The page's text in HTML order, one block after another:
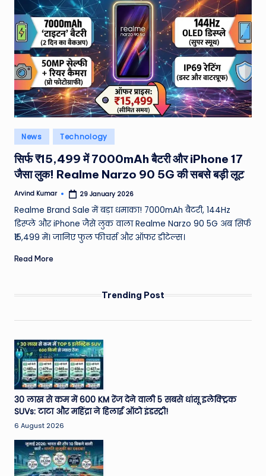
Posted
in
News Technology
सिर्फ ₹15,499 में 7000mAh बैटरी और iPhone 17
जैसा लुक! Realme Narzo 90 5G की सबसे बड़ी लूट
Posted
Arvind Kumar 29 January 2026
Realme Brand Sale में बड़ा धमाका! 7000mAh बैटरी, 144Hz
डिस्प्ले और iPhone जैसे लुक वाला Realme Narzo 90 5G अब सिर्फ
₹15,499 में। जानिए फुल फीचर्स और ऑफर डीटेल्स।
Read More
Trending Post
30 लाख से कम में 600 KM रेंज देने वाली 5 सबसे धांसू इलेक्ट्रिक
SUVs: टाटा और महिंद्रा ने हिलाई ऑटो इंडस्ट्री!
6 August 2026